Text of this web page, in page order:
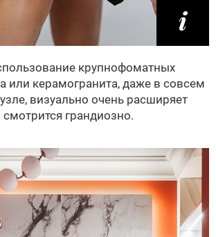
крупнофоматных
или керамогранита, даже в совсем
визуально очень расширяет
грандиозно.